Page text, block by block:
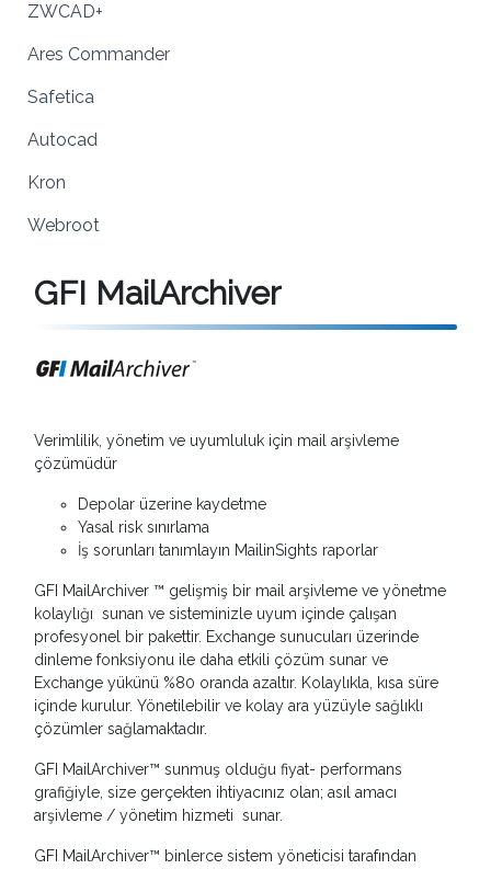
GFI MailArchiver
Verimlilik, yönetim ve uyumluluk için mail arşivleme
çözümüdür
Depolar üzerine kaydetme
Yasal risk sınırlama
İş sorunları tanımlayın MailinSights raporlar
GFI MailArchiver ™ gelişmiş bir mail arşivleme ve yönetme
kolaylığı sunan ve sisteminizle uyum içinde çalışan
profesyonel bir pakettir. Exchange sunucuları üzerinde
dinleme fonksiyonu ile daha etkili çözüm sunar ve
Exchange yükünü %80 oranda azaltır. Kolaylıkla, kısa süre
içinde kurulur. Yönetilebilir ve kolay ara yüzüyle sağlıklı
çözümler sağlamaktadır.
GFI MailArchiver™ sunmuş olduğu fiyat- performans
grafiğiyle, size gerçekten ihtiyacınız olan; asıl amacı
arşivleme / yönetim hizmeti sunar.
GFI MailArchiver™ binlerce sistem yöneticisi tarafından
ZWCAD+
Ares Commander
Safetica
Autocad
Kron
Webroot